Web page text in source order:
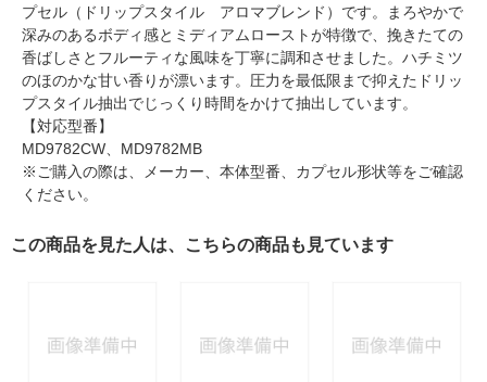
プセル（ドリップスタイル アロマブレンド）です。まろやかで
深みのあるボディ感とミディアムローストが特徴で、挽きたての
香ばしさとフルーティな風味を丁寧に調和させました。ハチミツ
のほのかな甘い香りが漂います。圧力を最低限まで抑えたドリッ
プスタイル抽出でじっくり時間をかけて抽出しています。
【対応型番】
MD9782CW、MD9782MB
※ご購入の際は、メーカー、本体型番、カプセル形状等をご確認
ください。
この商品を見た人は、こちらの商品も見ています